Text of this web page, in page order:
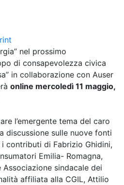
nel prossimo
di consapevolezza civica
in collaborazione con Auser
online mercoledì 11 maggio,
l’emergente tema del caro
discussione sulle nuove fonti
contributi di Fabrizio Ghidini,
Emilia- Romagna,
sindacale dei
affiliata alla CGIL, Attilio